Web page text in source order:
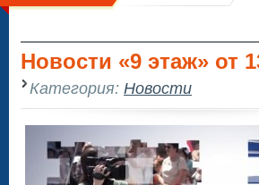
Новости «9 этаж» от
Категория: Новости